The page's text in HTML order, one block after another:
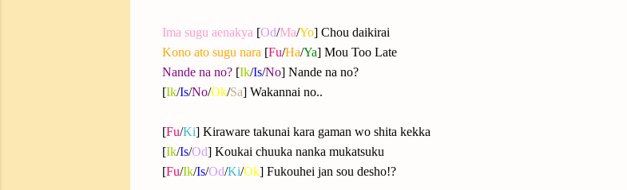
Ima sugu aenakya [Od/Ma/Yo] Chou daikirai
Kono ato sugu nara [Fu/Ha/Ya] Mou Too Late
Nande na no? [Ik/Is/No] Nande na no?
[Ik/Is/No/Ok/Sa] Wakannai no..
[Fu/Ki] Kiraware takunai kara gaman wo shita kekka
[Ik/Is/Od] Koukai chuuka nanka mukatsuku
[Fu/Ik/Is/Od/Ki/Ok] Fukouhei jan sou desho!?